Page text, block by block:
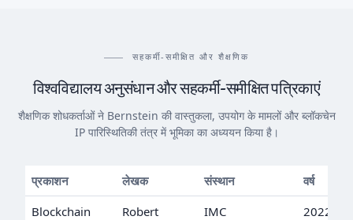
सहकर्मी-समीक्षित और शैक्षणिक
विश्वविद्यालय अनुसंधान और सहकर्मी-समीक्षित पत्रिकाएं
शैक्षणिक शोधकर्ताओं ने Bernstein की वास्तुकला, उपयोग के मामलों और ब्लॉकचेन
IP पारिस्थितिकी तंत्र में भूमिका का अध्ययन किया है।
प्रकाशन लेखक संस्थान
वर्ष
Blockchain
Robert
IMC
2022